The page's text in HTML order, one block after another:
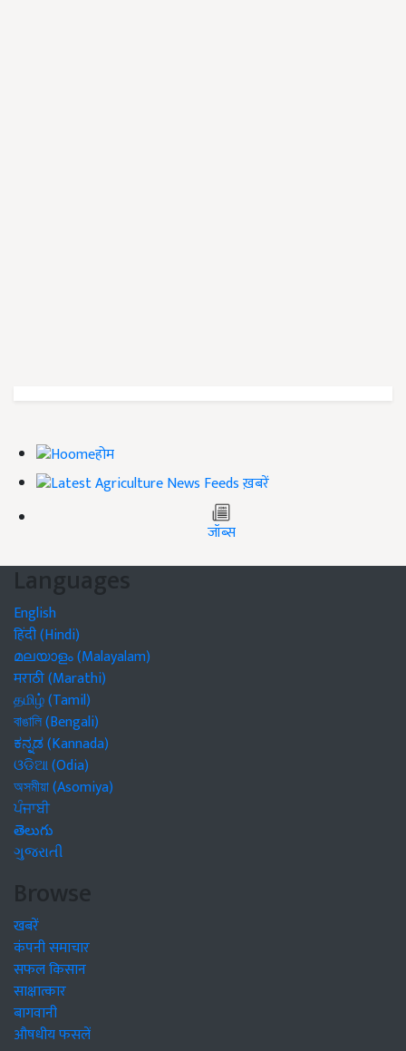
होम
ख़बरें
जॉब्स
Languages
English
हिंदी (Hindi)
മലയാളം (Malayalam)
मराठी (Marathi)
தமிழ் (Tamil)
বাঙালি (Bengali)
ಕನ್ನಡ (Kannada)
ଓଡିଆ (Odia)
অসমীয়া (Asomiya)
ਪੰਜਾਬੀ
తెలుగు
ગુજરાતી
Browse
खबरें
कंपनी समाचार
सफल किसान
साक्षात्कार
बागवानी
औषधीय फसलें